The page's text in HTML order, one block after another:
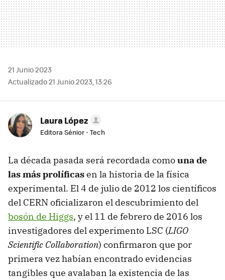
21 Junio 2023
Actualizado 21 Junio 2023, 13:26
Laura López
Editora Sénior - Tech
La década pasada será recordada comouna de
las más prolíficasen la historia de la física
experimental. El 4 de julio de 2012 los científicos
del CERN oficializaron el descubrimiento del
bosón de Higgs, y el 11 de febrero de 2016 los
investigadores del experimento LSC (LIGO
Scientific Collaboration) confirmaron que por
primera vez habían encontrado evidencias
tangibles que avalaban la existencia de las